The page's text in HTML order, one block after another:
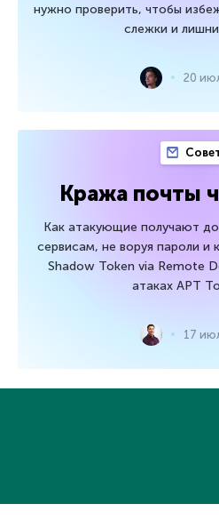
нужно проверить, чтобы
слежки и
20
Кража почты
Как атакующие получают
сервисам, не воруя пароли и
Shadow Token via Remote
атаках APT
17